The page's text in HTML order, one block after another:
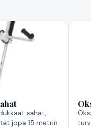
sahat,
jopa 15 metrin